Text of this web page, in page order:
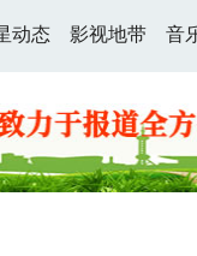
动态 影视地带 音